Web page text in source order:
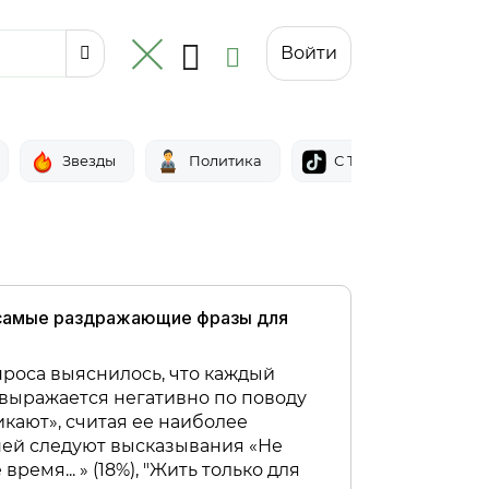
Войти
Звезды Политика С Тик-тока
раздражающие фразы для
выяснилось, что каждый
негативно по поводу
считая ее наиболее
следуют высказывания «Не
» (18%), "Жить только для